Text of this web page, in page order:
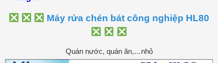
Máy rửa chén bát công nghiệp HL80
Quán nước, quán ăn,…nhỏ